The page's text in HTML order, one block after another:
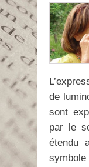
de
sont
par le
étendu